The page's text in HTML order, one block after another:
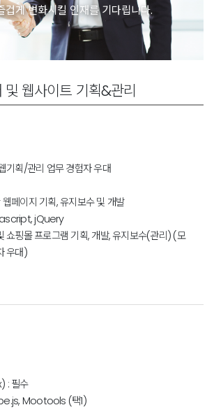
겁게 변화시킬 인재를 기다립니다.
및 웹사이트 기획&관리
기획/관리 업무 경험자 우대
웹페이지 기획, 유지보수 및 개발
jQuery
쇼핑몰 프로그램 기획, 개발, 유지보수(관리) (모
우대)
: 필수
Mootools (택1)